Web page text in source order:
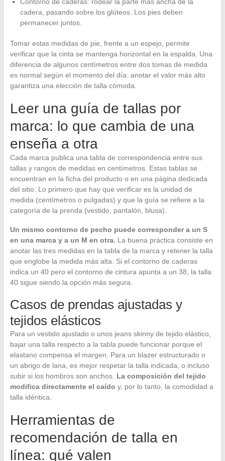
Contorno de caderas: rodear la parte más ancha de la
cadera, pasando sobre los glúteos. Los pies deben
permanecer juntos.
Tomar estas medidas de pie, frente a un espejo, permite
verificar que la cinta se mantenga horizontal en la espalda. Una
diferencia de algunos centímetros entre dos tomas de medida
es normal según el momento del día: anotar el valor más alto
garantiza una elección de talla cómoda.
Leer una guía de tallas por
marca: lo que cambia de una
enseña a otra
Cada marca publica una tabla de correspondencia entre sus
tallas y rangos de medidas en centímetros. Estas tablas se
encuentran en la ficha del producto o en una página dedicada
del sitio. Lo primero que hay que verificar es la unidad de
medida (centímetros o pulgadas) y que la guía se refiere a la
categoría de la prenda (vestido, pantalón, blusa).
Un mismo contorno de pecho puede corresponder a un S
en una marca y a un M en otra. La buena práctica consiste en
anotar las tres medidas en la tabla de la marca y retener la talla
que englobe la medida más alta. Si el contorno de caderas
indica un 40 pero el contorno de cintura apunta a un 38, la talla
40 sigue siendo la opción más segura.
Casos de prendas ajustadas y
tejidos elásticos
Para un vestido ajustado o unos jeans skinny de tejido elástico,
bajar una talla respecto a la tabla puede funcionar porque el
elastano compensa el margen. Para un blazer estructurado o
un abrigo de lana, es mejor respetar la talla indicada, o incluso
subir si los hombros son anchos. La composición del tejido
modifica directamente el caído y, por lo tanto, la comodidad a
talla idéntica.
Herramientas de
recomendación de talla en
línea: qué valen